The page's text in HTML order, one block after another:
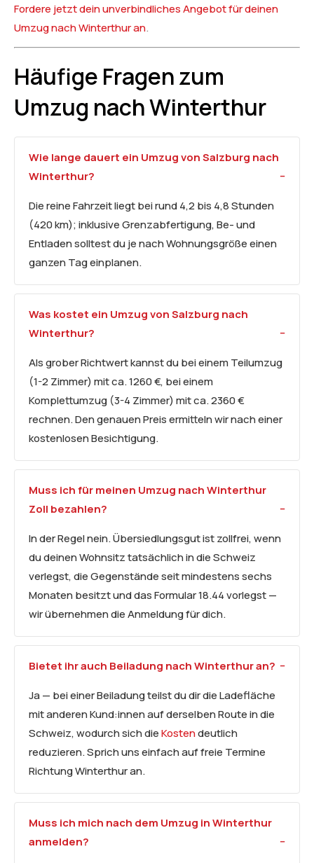
Fordere jetzt dein unverbindliches Angebot für deinen
Umzug nach Winterthur an.
Häufige Fragen zum
Umzug nach Winterthur
Wie lange dauert ein Umzug von Salzburg nach
Winterthur?
Die reine Fahrzeit liegt bei rund 4,2 bis 4,8 Stunden
(420 km); inklusive Grenzabfertigung, Be- und
Entladen solltest du je nach Wohnungsgröße einen
ganzen Tag einplanen.
Was kostet ein Umzug von Salzburg nach
Winterthur?
Als grober Richtwert kannst du bei einem Teilumzug
(1-2 Zimmer) mit ca. 1260 €, bei einem
Komplettumzug (3-4 Zimmer) mit ca. 2360 €
rechnen. Den genauen Preis ermitteln wir nach einer
kostenlosen Besichtigung.
Muss ich für meinen Umzug nach Winterthur
Zoll bezahlen?
In der Regel nein. Übersiedlungsgut ist zollfrei, wenn
du deinen Wohnsitz tatsächlich in die Schweiz
verlegst, die Gegenstände seit mindestens sechs
Monaten besitzt und das Formular 18.44 vorlegst —
wir übernehmen die Anmeldung für dich.
Bietet ihr auch Beiladung nach Winterthur an?
Ja — bei einer Beiladung teilst du dir die Ladefläche
mit anderen Kund:innen auf derselben Route in die
Schweiz, wodurch sich dieKostendeutlich
reduzieren. Sprich uns einfach auf freie Termine
Richtung Winterthur an.
Muss ich mich nach dem Umzug in Winterthur
anmelden?